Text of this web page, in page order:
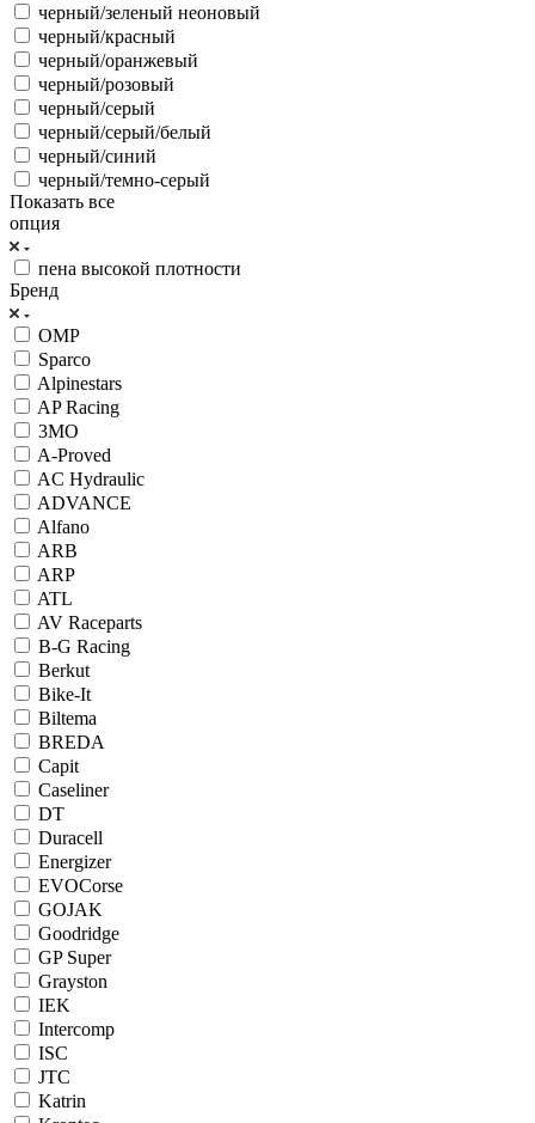
черный/зеленый неоновый
черный/красный
черный/оранжевый
черный/розовый
черный/серый
черный/серый/белый
черный/синий
черный/темно-серый
Показать все
опция
пена высокой плотности
Бренд
OMP
Sparco
Alpinestars
AP Racing
3MO
A-Proved
AC Hydraulic
ADVANCE
Alfano
ARB
ARP
ATL
AV Raceparts
B-G Racing
Berkut
Bike-It
Biltema
BREDA
Capit
Caseliner
DT
Duracell
Energizer
EVOCorse
GOJAK
Goodridge
GP Super
Grayston
IEK
Intercomp
ISC
JTC
Katrin